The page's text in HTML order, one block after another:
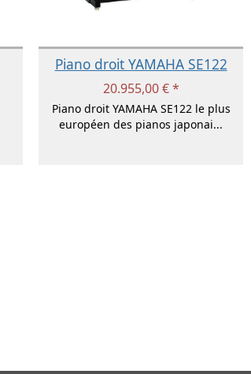
Piano droit YAMAHA SE122
20.955,00 € *
Piano droit YAMAHA SE122 le plus
européen des pianos japonai...